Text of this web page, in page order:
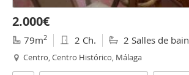
2.000€
79m2 2 Ch. 2 Salles de bain
Centro, Centro Histórico, Málaga